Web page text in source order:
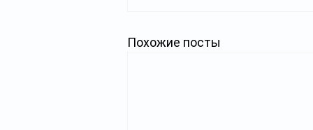
Похожие посты